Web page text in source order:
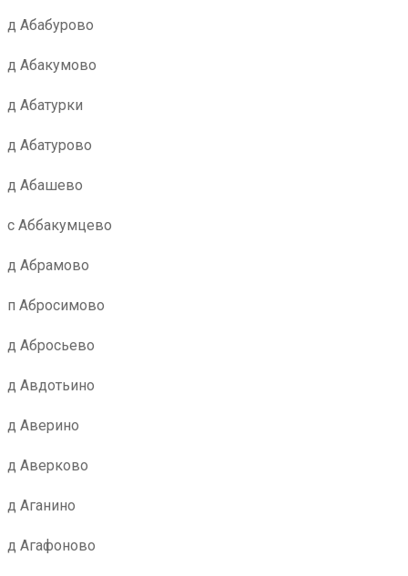
д Абабурово
д Абакумово
д Абатурки
д Абатурово
д Абашево
с Аббакумцево
д Абрамово
п Абросимово
д Абросьево
д Авдотьино
д Аверино
д Аверково
д Аганино
д Агафоново